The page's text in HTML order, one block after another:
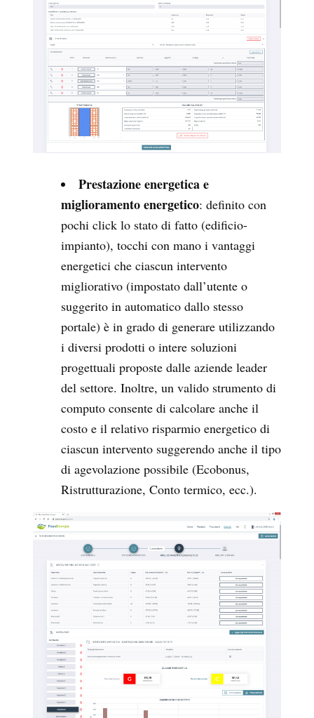
Prestazione energetica e
miglioramento energetico: definito con
pochi click lo stato di fatto (edificio-
impianto), tocchi con mano i vantaggi
energetici che ciascun intervento
migliorativo (impostato dall’utente o
suggerito in automatico dallo stesso
portale) è in grado di generare utilizzando
i diversi prodotti o intere soluzioni
progettuali proposte dalle aziende leader
del settore. Inoltre, un valido strumento di
computo consente di calcolare anche il
costo e il relativo risparmio energetico di
ciascun intervento suggerendo anche il tipo
di agevolazione possibile (Ecobonus,
Ristrutturazione, Conto termico, ecc.).